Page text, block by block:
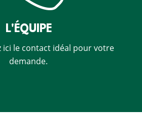
L'ÉQUIPE
ici le contact idéal pour votre
demande.